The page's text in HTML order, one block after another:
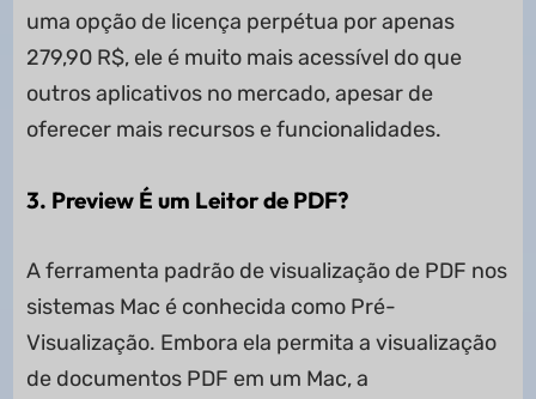
uma opção de licença perpétua por apenas
279,90 R$, ele é muito mais acessível do que
outros aplicativos no mercado, apesar de
oferecer mais recursos e funcionalidades.
3. Preview É um Leitor de PDF?
A ferramenta padrão de visualização de PDF nos
sistemas Mac é conhecida como Pré-
Visualização. Embora ela permita a visualização
de documentos PDF em um Mac, a